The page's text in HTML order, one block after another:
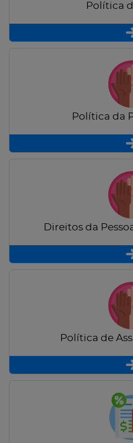
Política
Política da
Direitos da
Política de